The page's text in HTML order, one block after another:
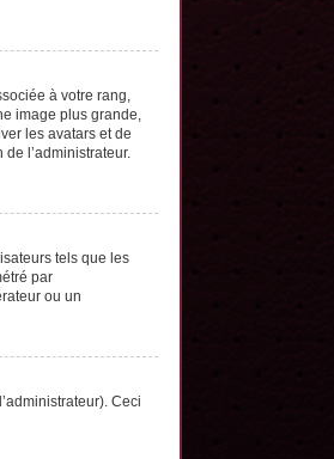
à votre rang,
image plus grande,
les avatars et de
l’administrateur.
tels que les
par
ou un
Ceci